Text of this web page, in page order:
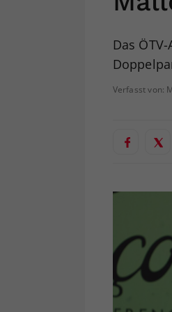
Das
Verfasst von: